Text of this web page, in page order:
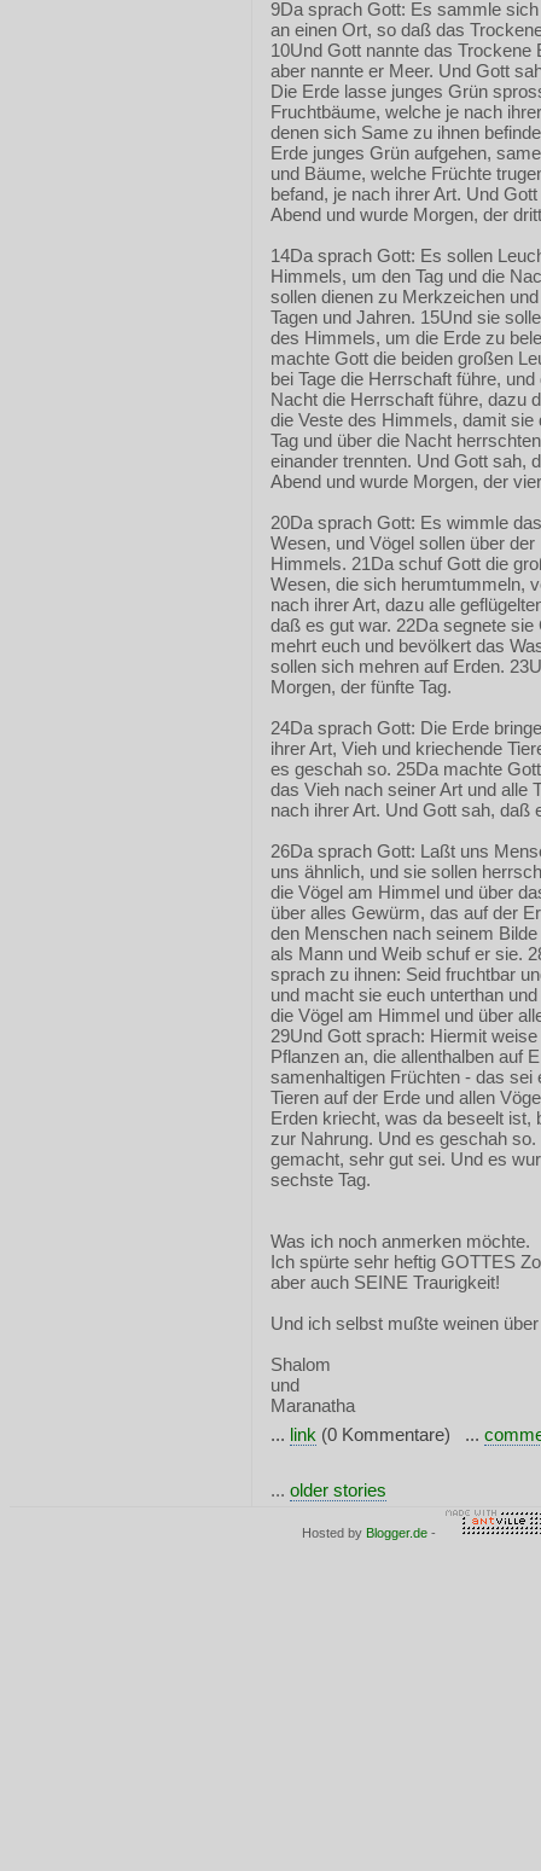
9Da sprach Gott: Es sammle
an einen Ort, so daß das
10Und Gott nannte das
aber nannte er Meer. Und Gott
Die Erde lasse junges Grün
Fruchtbäume, welche je nach
denen sich Same zu ihnen
Erde junges Grün aufgehen,
und Bäume, welche Früchte
befand, je nach ihrer Art. Und
Abend und wurde Morgen, der
14Da sprach Gott: Es sollen
Himmels, um den Tag und die
sollen dienen zu Merkzeichen
Tagen und Jahren. 15Und sie
des Himmels, um die Erde zu
machte Gott die beiden großen
bei Tage die Herrschaft führe,
Nacht die Herrschaft führe, dazu
die Veste des Himmels, damit sie
Tag und über die Nacht
einander trennten. Und Gott sah,
Abend und wurde Morgen, der
20Da sprach Gott: Es wimmle
Wesen, und Vögel sollen über
Himmels. 21Da schuf Gott die
Wesen, die sich herumtummeln,
nach ihrer Art, dazu alle
daß es gut war. 22Da segnete
mehrt euch und bevölkert das
sollen sich mehren auf Erden.
Morgen, der fünfte Tag.
24Da sprach Gott: Die Erde
ihrer Art, Vieh und kriechende
es geschah so. 25Da machte
das Vieh nach seiner Art und alle
nach ihrer Art. Und Gott sah, daß
26Da sprach Gott: Laßt uns
uns ähnlich, und sie sollen
die Vögel am Himmel und über
über alles Gewürm, das auf der
den Menschen nach seinem
als Mann und Weib schuf er sie.
sprach zu ihnen: Seid fruchtbar
und macht sie euch unterthan
die Vögel am Himmel und über
29Und Gott sprach: Hiermit
Pflanzen an, die allenthalben auf
samenhaltigen Früchten - das sei
Tieren auf der Erde und allen
Erden kriecht, was da beseelt
zur Nahrung. Und es geschah
gemacht, sehr gut sei. Und es
sechste Tag.
Was ich noch anmerken möchte.
Ich spürte sehr heftig GOTTES
aber auch SEINE Traurigkeit!
Und ich selbst mußte weinen
Shalom
und
Maranatha
... link (0 Kommentare) ...
... older stories
Hosted by Blogger.de -